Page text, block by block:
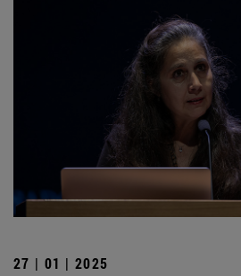
27 | 01 | 2025